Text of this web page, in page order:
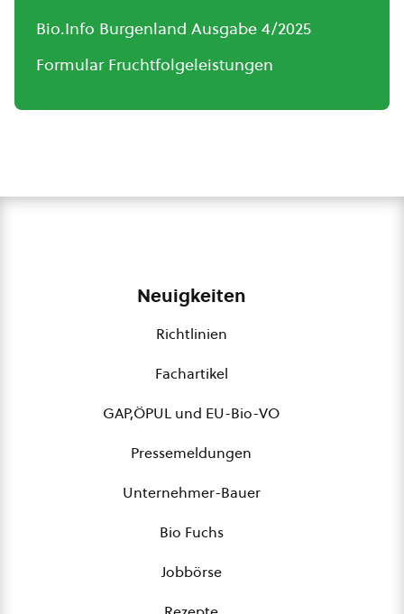
Bio.Info Burgenland Ausgabe 4/2025
Formular Fruchtfolgeleistungen
Neuigkeiten
Richtlinien
Fachartikel
GAP,ÖPUL und EU-Bio-VO
Pressemeldungen
Unternehmer-Bauer
Bio Fuchs
Jobbörse